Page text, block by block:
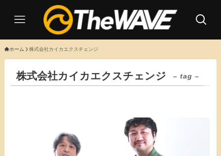
ホーム 株式会社カイカエクスチェンジ
株式会社カイカエクスチェンジ – tag –